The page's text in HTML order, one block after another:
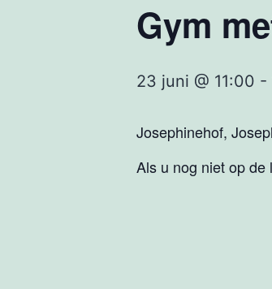
Gym
23 juni @ 11:00 -
Josephinehof,
Als u nog niet op